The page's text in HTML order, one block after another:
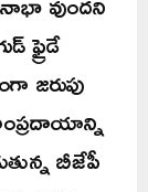
ఫ్రైడే
జరుపు
బీజేపీ